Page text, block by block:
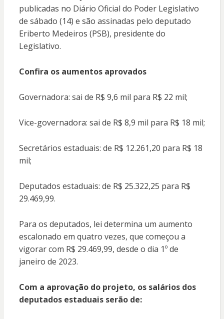
publicadas no Diário Oficial do Poder Legislativo
de sábado (14) e são assinadas pelo deputado
Eriberto Medeiros (PSB), presidente do
Legislativo.
Confira os aumentos aprovados
Governadora: sai de R$ 9,6 mil para R$ 22 mil;
Vice-governadora: sai de R$ 8,9 mil para R$ 18 mil;
Secretários estaduais: de R$ 12.261,20 para R$ 18
mil;
Deputados estaduais: de R$ 25.322,25 para R$
29.469,99.
Para os deputados, lei determina um aumento
escalonado em quatro vezes, que começou a
vigorar com R$ 29.469,99, desde o dia 1º de
janeiro de 2023.
Com a aprovação do projeto, os salários dos
deputados estaduais serão de: